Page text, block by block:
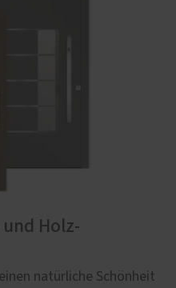
Holz-
natürliche Schönheit